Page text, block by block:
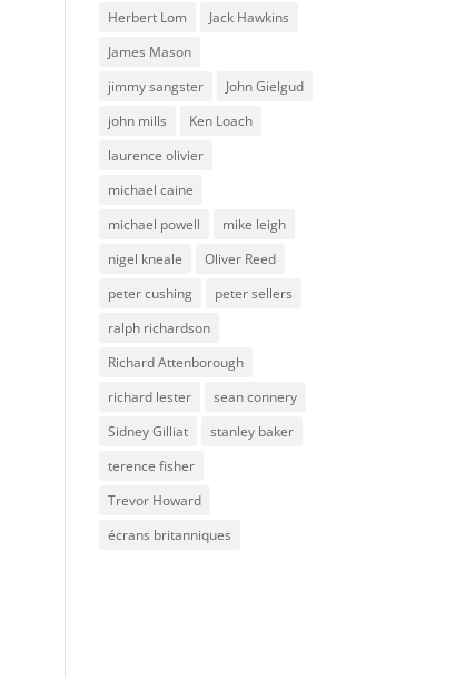
Herbert Lom
Jack Hawkins
James Mason
jimmy sangster
John Gielgud
john mills
Ken Loach
laurence olivier
michael caine
michael powell
mike leigh
nigel kneale
Oliver Reed
peter cushing
peter sellers
ralph richardson
Richard Attenborough
richard lester
sean connery
Sidney Gilliat
stanley baker
terence fisher
Trevor Howard
écrans britanniques